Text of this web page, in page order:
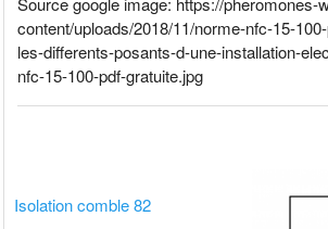
content/uploads/2018/11/norme-nfc-15-
les-differents-posants-d-une-installation-
nfc-15-100-pdf-gratuite.jpg
Isolation comble 82